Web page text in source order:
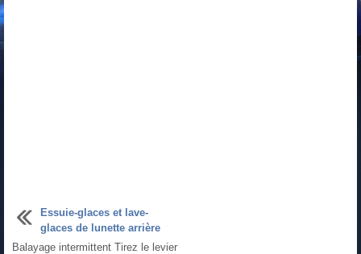
Essuie-glaces et lave-
glaces de lunette arrière
Balayage intermittent Tirez le levier